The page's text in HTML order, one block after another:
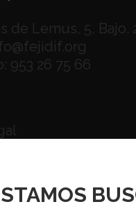
de Lemus, 5, Bajo.
953 26 75 66